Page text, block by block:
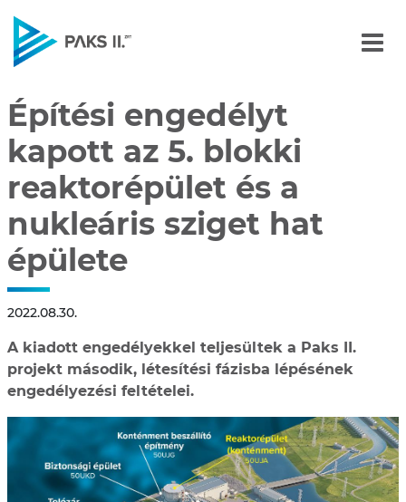
Építési engedélyt kapott
Építési engedélyt
kapott az 5. blokki
reaktorépület és a
nukleáris sziget hat
épülete
2022.08.30.
A kiadott engedélyekkel teljesültek a Paks II.
projekt második, létesítési fázisba lépésének
engedélyezési feltételei.